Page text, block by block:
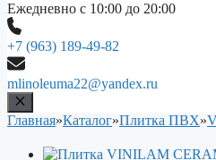
Ежедневно с 10:00 до 20:00
+7 (963) 189-49-82
mlinoleuma22@yandex.ru
Главная»Каталог»Плитка ПВХ»